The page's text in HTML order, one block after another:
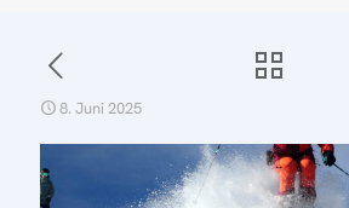
8. Juni 2025